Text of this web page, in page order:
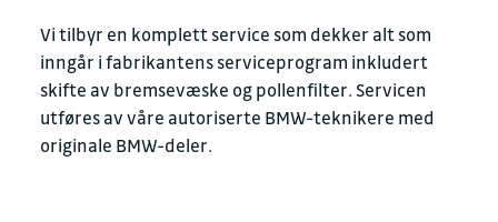
Vi tilbyr en komplett service som dekker alt som
inngår i fabrikantens serviceprogram inkludert
skifte av bremsevæske og pollenfilter. Servicen
utføres av våre autoriserte BMW-teknikere med
originale BMW-deler.